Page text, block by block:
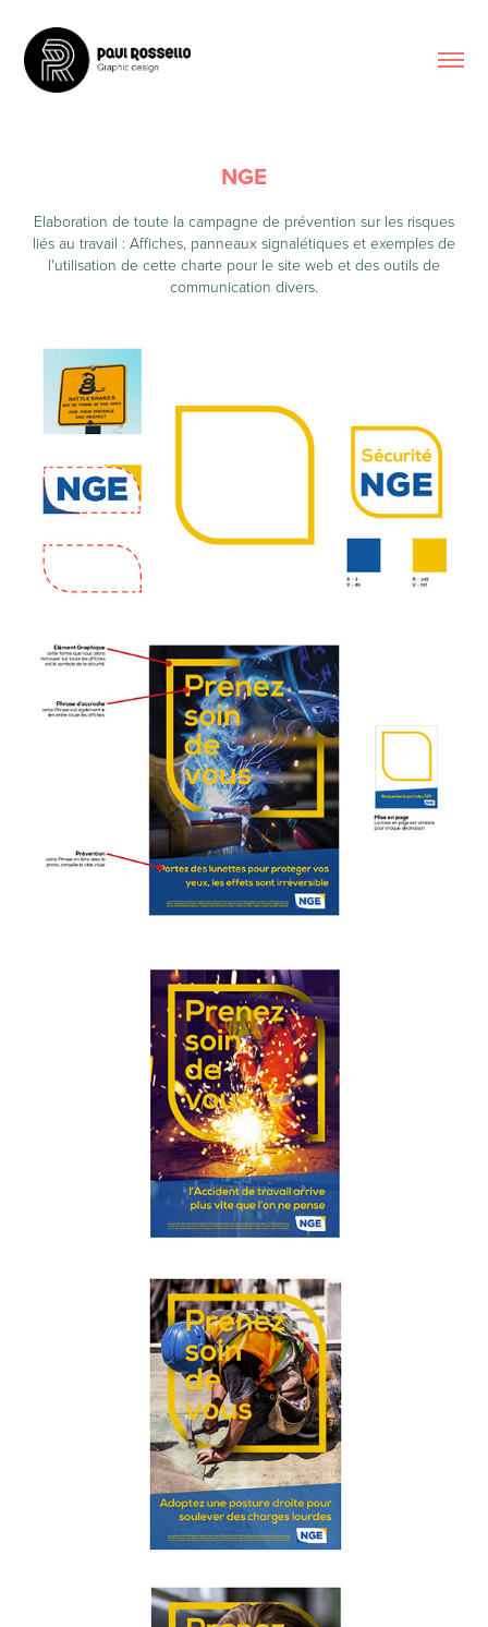
NGE
Elaboration de toute la campagne de prévention sur les risques
liés au travail : Affiches, panneaux signalétiques et exemples de
l'utilisation de cette charte pour le site web et des outils de
communication divers.